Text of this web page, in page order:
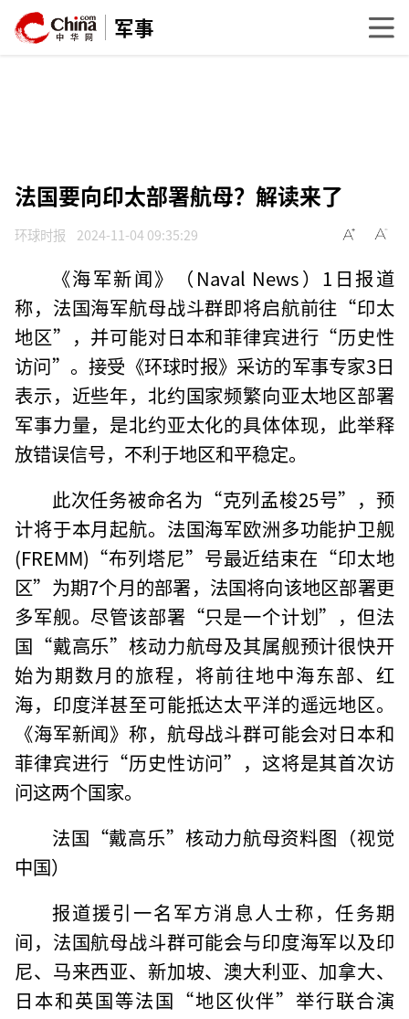
军事
法国要向印太部署航母？解读来了
环球时报 2024-11-04 09:35:29
《海军新闻》（Naval News）1日报道
称，法国海军航母战斗群即将启航前往“印太
地区”，并可能对日本和菲律宾进行“历史性
访问”。接受《环球时报》采访的军事专家3日
表示，近些年，北约国家频繁向亚太地区部署
军事力量，是北约亚太化的具体体现，此举释
放错误信号，不利于地区和平稳定。
此次任务被命名为“克列孟梭25号”，预
计将于本月起航。法国海军欧洲多功能护卫舰
(FREMM)“布列塔尼”号最近结束在“印太地
区”为期7个月的部署，法国将向该地区部署更
多军舰。尽管该部署“只是一个计划”，但法
国“戴高乐”核动力航母及其属舰预计很快开
始为期数月的旅程，将前往地中海东部、红
海，印度洋甚至可能抵达太平洋的遥远地区。
《海军新闻》称，航母战斗群可能会对日本和
菲律宾进行“历史性访问”，这将是其首次访
问这两个国家。
法国“戴高乐”核动力航母资料图（视觉
中国）
报道援引一名军方消息人士称，任务期
间，法国航母战斗群可能会与印度海军以及印
尼、马来西亚、新加坡、澳大利亚、加拿大、
日本和英国等法国“地区伙伴”举行联合演